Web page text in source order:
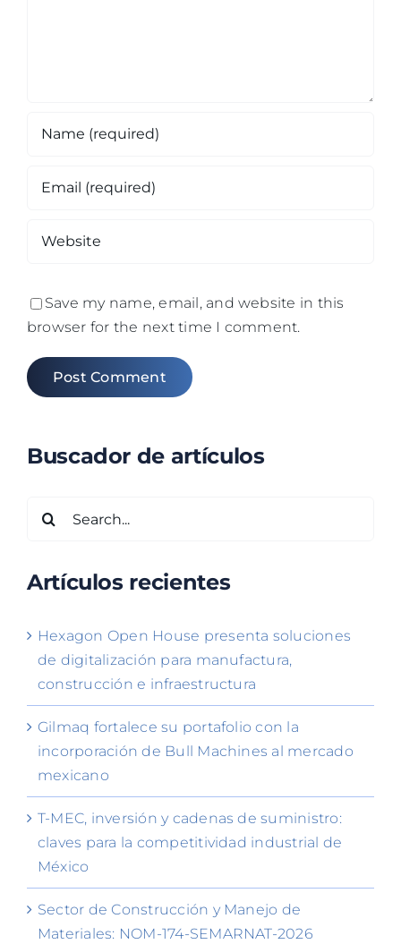
Save my name, email, and website in this
browser for the next time I comment.
Buscador de artículos
Artículos recientes
Hexagon Open House presenta soluciones
de digitalización para manufactura,
construcción e infraestructura
Gilmaq fortalece su portafolio con la
incorporación de Bull Machines al mercado
mexicano
T-MEC, inversión y cadenas de suministro:
claves para la competitividad industrial de
México
Sector de Construcción y Manejo de
Materiales: NOM-174-SEMARNAT-2026